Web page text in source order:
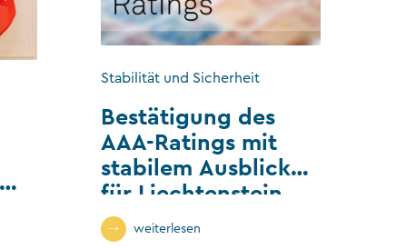
Stabilität und Sicherheit
Bestätigung des
AAA-Ratings mit
stabilem Ausblick
für Liechtenstein
weiterlesen